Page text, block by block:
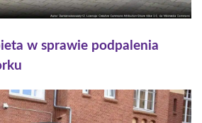
w sprawie podpalenia